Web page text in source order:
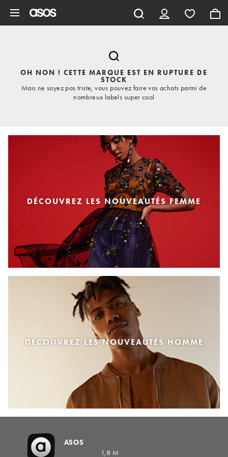
OH NON ! CETTE MARQUE EST EN RUPTURE DE
STOCK
Mais ne soyez pas triste, vous pouvez faire vos achats parmi de
nombreux labels super cool
DÉCOUVREZ LES NOUVEAUTÉS FEMME
DÉCOUVREZ LES NOUVEAUTÉS HOMME
ASOS
1,8 M